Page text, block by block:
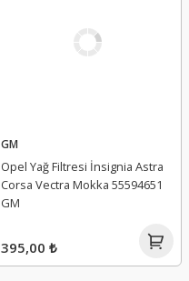
GM
Opel Yağ Filtresi İnsignia Astra
Corsa Vectra Mokka 55594651
GM
395,00 ₺